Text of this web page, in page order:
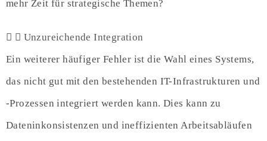
mehr Zeit für strategische Themen?
Unzureichende Integration
Ein weiterer häufiger Fehler ist die Wahl eines Systems,
das nicht gut mit den bestehenden IT-Infrastrukturen und
-Prozessen integriert werden kann. Dies kann zu
Dateninkonsistenzen und ineffizienten Arbeitsabläufen